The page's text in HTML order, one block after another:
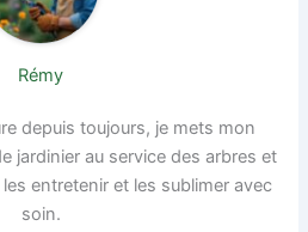
Rémy
depuis toujours, je mets mon
jardinier au service des arbres et
entretenir et les sublimer avec
soin.